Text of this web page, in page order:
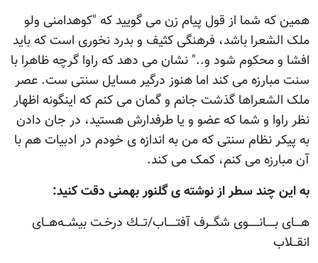
همين که شما از قول پيام زن می گوييد که "کوهدامنی ولو
ملک الشعرا باشد، فرهنگی کثیف و بدرد نخوری است که باید
افشا و محکوم شود و.." نشان می دهد که راوا گرچه ظاهرا با
سنت مبارزه می کند اما هنوز درگير مسايل سنتی ست. عصر
ملک الشعراها گذشت جانم و گمان می کنم که اينگونه اظهار
نظر راوا و شما که عضو و يا طرفدارش هستيد، در جان دادن
به پيکر نظام سنتی که من به اندازه ی خودم در ادبيات هم با
آن مبارزه می کنم، کمک می کند.
به اين چند سطر از نوشته ی گلنور بهمنی دقت کنيد:
هـــای‌ بــــانـــــوی‌ شگــرف‌ آفتــــاب/تــك‌ درخـت‌ بیشــه‌هــای‌
انقــلاب